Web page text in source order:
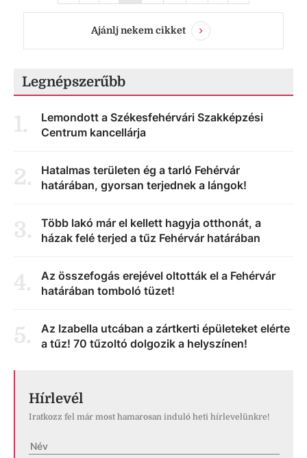
Ajánlj nekem cikket
Legnépszerűbb
1.
Lemondott a Székesfehérvári Szakképzési
Centrum kancellárja
2.
Hatalmas területen ég a tarló Fehérvár
határában, gyorsan terjednek a lángok!
3.
Több lakó már el kellett hagyja otthonát, a
házak felé terjed a tűz Fehérvár határában
4.
Az összefogás erejével oltották el a Fehérvár
határában tomboló tüzet!
5.
Az Izabella utcában a zártkerti épületeket elérte
a tűz! 70 tűzoltó dolgozik a helyszínen!
Hírlevél
Iratkozz fel már most hamarosan induló heti hírlevelünkre!